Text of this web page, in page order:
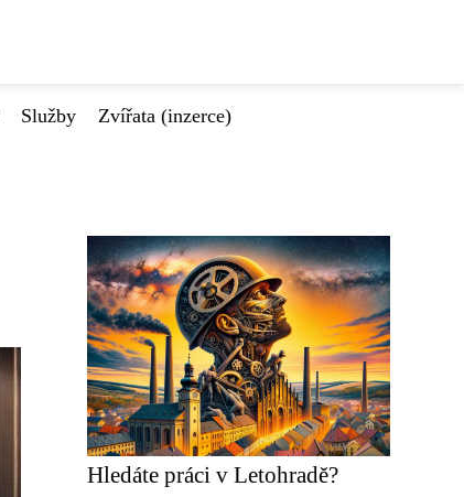
Služby Zvířata (inzerce)
Hledáte práci v Letohradě?